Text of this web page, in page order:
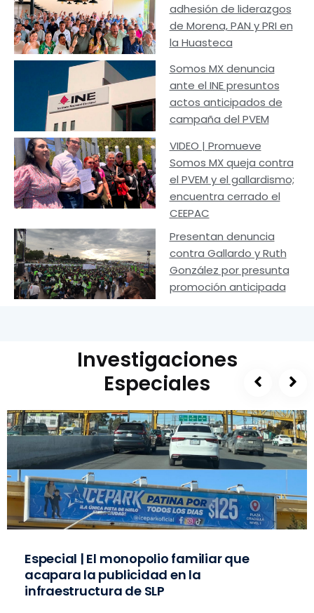
adhesión de liderazgos
de Morena, PAN y PRI en
la Huasteca
Somos MX denuncia
ante el INE presuntos
actos anticipados de
campaña del PVEM
VIDEO | Promueve
Somos MX queja contra
el PVEM y el gallardismo;
encuentra cerrado el
CEEPAC
Presentan denuncia
contra Gallardo y Ruth
González por presunta
promoción anticipada
Investigaciones
Especiales
Especial | El monopolio familiar que
acapara la publicidad en la
infraestructura de SLP